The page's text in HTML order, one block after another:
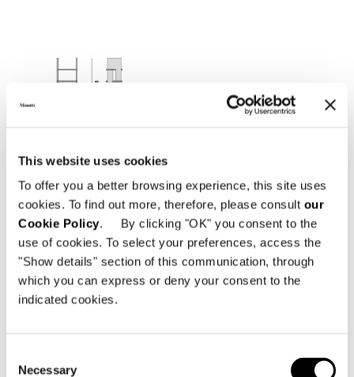
This website uses cookies
To offer you a better browsing experience, this site uses
cookies. To find out more, therefore, please consult our
Cookie Policy. By clicking "OK" you consent to the
use of cookies. To select your preferences, access the
"Show details" section of this communication, through
which you can express or deny your consent to the
indicated cookies.
Selection
Necessary